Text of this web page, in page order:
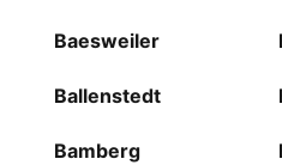
Baesweiler
Ballenstedt
Bamberg